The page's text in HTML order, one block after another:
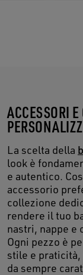
ACCESSORI
La scelta della
look è
e autentico.
accessorio
collezione
rendere il tuo
nastri, nappe e
Ogni pezzo è
stile e praticità,
da sempre